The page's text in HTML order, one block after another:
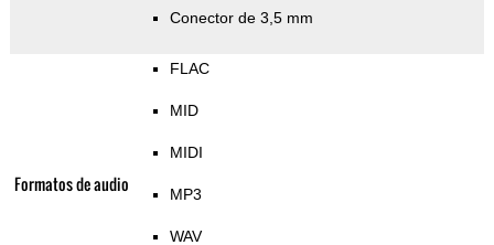
Conector de 3,5 mm
Formatos de audio
FLAC
MID
MIDI
MP3
WAV